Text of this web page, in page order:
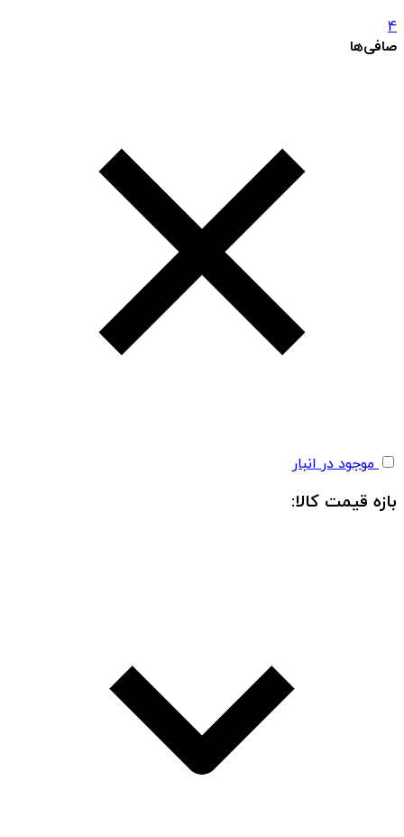
4
صافی‌ها
موجود در انبار
بازه قیمت کالا: